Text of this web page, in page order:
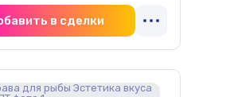
в сделки